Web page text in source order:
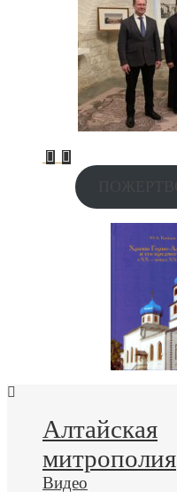
Алтайская
митрополия
Видео